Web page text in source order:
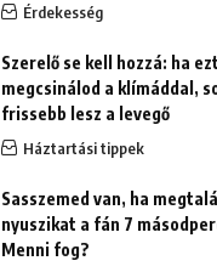
Érdekesség
Szerelő se kell hozzá: ha ezt
megcsinálod a klímáddal,
frissebb lesz a levegő
Háztartási tippek
Sasszemed van, ha
nyuszikat a fán 7
Menni fog?